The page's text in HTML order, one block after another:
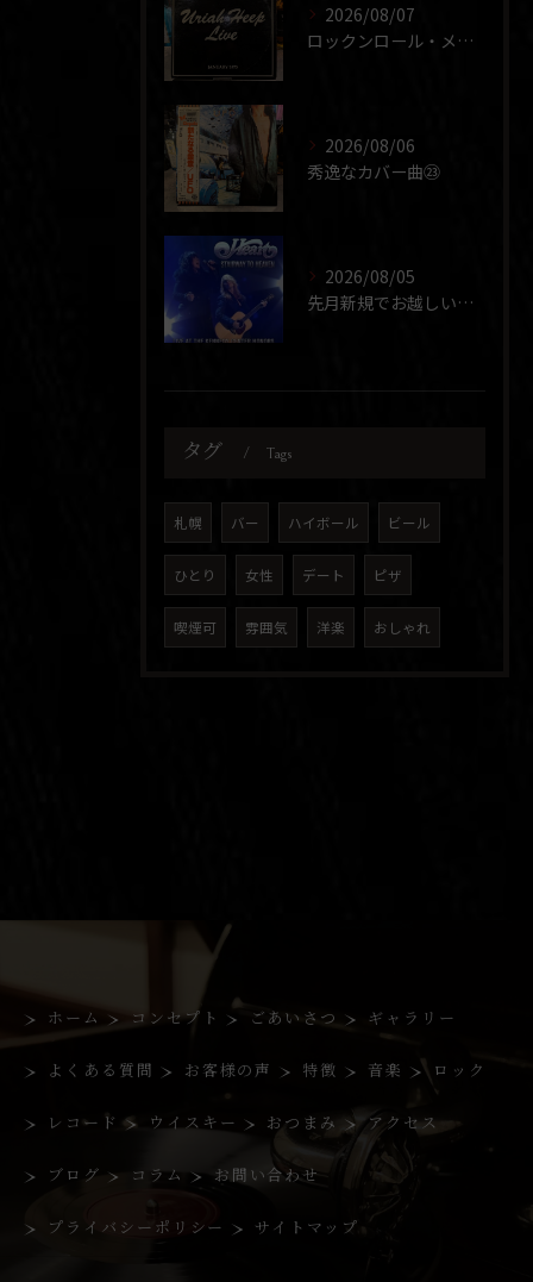
2026/08/07
ロックンロール・メドレー
2026/08/06
秀逸なカバー曲㉓
2026/08/05
先月新規でお越しいただいた団体さまが、ほぼ同じメンバーで2度...
タグ Tags
札幌 バー ハイボール ビール
ひとり 女性 デート ピザ
喫煙可 雰囲気 洋楽 おしゃれ
ホーム コンセプト ごあいさつ ギャラリー
よくある質問 お客様の声 特徴 音楽 ロック
レコード ウイスキー おつまみ アクセス
ブログ コラム お問い合わせ
プライバシーポリシー サイトマップ